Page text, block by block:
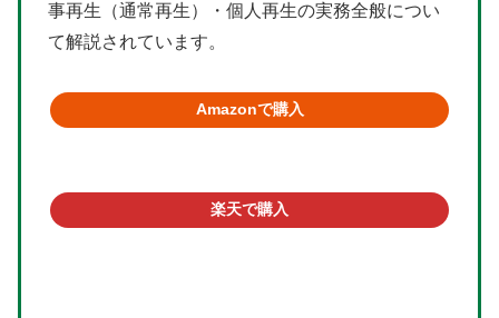
事再生（通常再生）・個人再生の実務全般につい
て解説されています。
Amazonで購入
楽天で購入